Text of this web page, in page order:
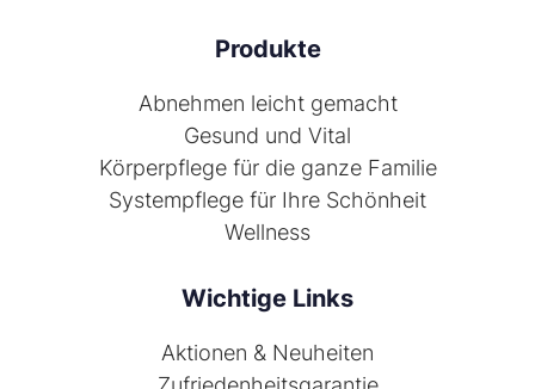
Produkte
Abnehmen leicht gemacht
Gesund und Vital
Körperpflege für die ganze Familie
Systempflege für Ihre Schönheit
Wellness
Wichtige Links
Aktionen & Neuheiten